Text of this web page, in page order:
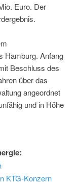
Euro. Der
Hamburg. Anfang
Beschluss des
über das
angeordnet
und in Höhe
KTG-Konzern